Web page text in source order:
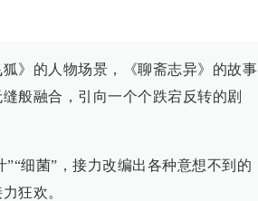
》的人物场景，《聊斋志异》的故事
般融合，引向一个个跌宕反转的剧
”“细菌”，接力改编出各种意想不到的
狂欢。